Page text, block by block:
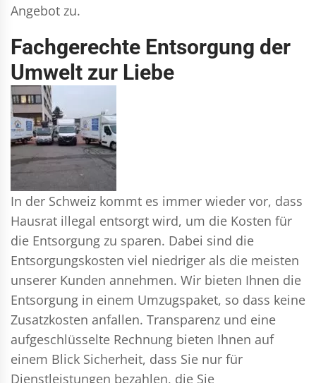
Angebot zu.
Fachgerechte Entsorgung der
Umwelt zur Liebe
In der Schweiz kommt es immer wieder vor, dass
Hausrat illegal entsorgt wird, um die Kosten für
die Entsorgung zu sparen. Dabei sind die
Entsorgungskosten viel niedriger als die meisten
unserer Kunden annehmen. Wir bieten Ihnen die
Entsorgung in einem Umzugspaket, so dass keine
Zusatzkosten anfallen. Transparenz und eine
aufgeschlüsselte Rechnung bieten Ihnen auf
einem Blick Sicherheit, dass Sie nur für
Dienstleistungen bezahlen, die Sie